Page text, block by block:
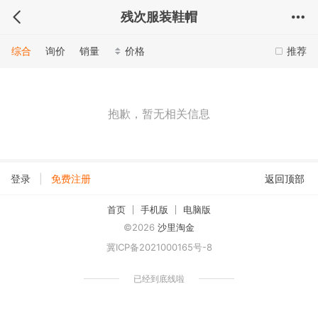
残次服装鞋帽
推荐
综合 询价 销量 价格
抱歉，暂无相关信息
登录 免费注册 返回顶部
首页 手机版
电脑版
©2026 沙里淘金
冀ICP备2021000165号-8
已经到底线啦